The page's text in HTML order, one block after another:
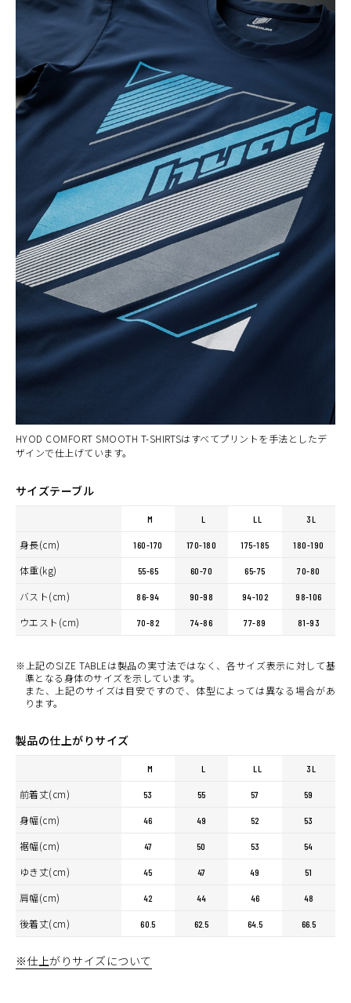
HYOD COMFORT SMOOTH T-SHIRTSはすべてプリントを手法としたデ
ザインで仕上げています。
サイズテーブル
M L LL 3L
身長(cm) 160-170 170-180 175-185 180-190
体重(kg) 55-65 60-70 65-75 70-80
バスト(cm) 86-94 90-98 94-102 98-106
ウエスト(cm) 70-82 74-86 77-89 81-93
※上記のSIZE TABLEは製品の実寸法ではなく、各サイズ表示に対して基
準となる身体のサイズを示しています。
また、上記のサイズは目安ですので、体型によっては異なる場合があ
ります。
製品の仕上がりサイズ
M L LL 3L
前着丈(cm) 53 55 57 59
身幅(cm) 46 49 52 53
裾幅(cm) 47 50 53 54
ゆき丈(cm) 45 47 49 51
肩幅(cm) 42 44 46 48
後着丈(cm) 60.5 62.5 64.5 66.5
※仕上がりサイズについて
BLACK
カートに入れる
GREY
M
¥6,160(税込)
GREY
¥6,160(税込)
カートに入れる
GREY
LL
¥6,160(税込)
カートに入れる
NAVY
L
¥6,160 (税込)
カートに入れる
WHITE
M
¥6,160(税込)
カートに入れる